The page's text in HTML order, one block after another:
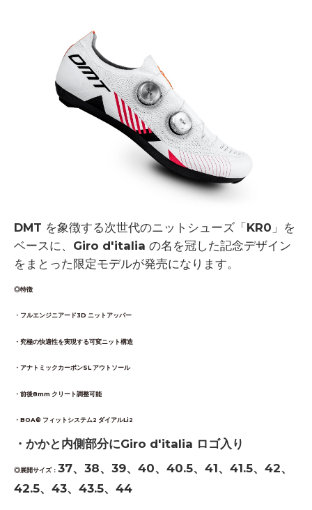
DMT を象徴する次世代のニットシューズ「KR0」を
ベースに、 Giro d'italia の名を冠した記念デザイン
をまとった限定モデルが発売になります。
◎特徴
・フルエンジニアード3D ニットアッパー
・究極の快適性を実現する可変ニット構造
・アナトミックカーボンSL アウトソール
・前後8mm クリート調整可能
・BOA® フィットシステム2 ダイアルLi2
・かかと内側部分にGiro d'italia ロゴ入り
◎展開サイズ： 37、38、39、40、40.5、41、41.5、42、
42.5、43、43.5、44